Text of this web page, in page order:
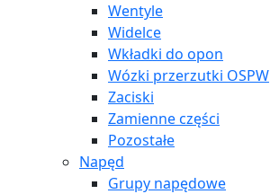
Wentyle
Widelce
Wkładki do opon
Wózki przerzutki OSPW
Zaciski
Zamienne części
Pozostałe
Napęd
Grupy napędowe